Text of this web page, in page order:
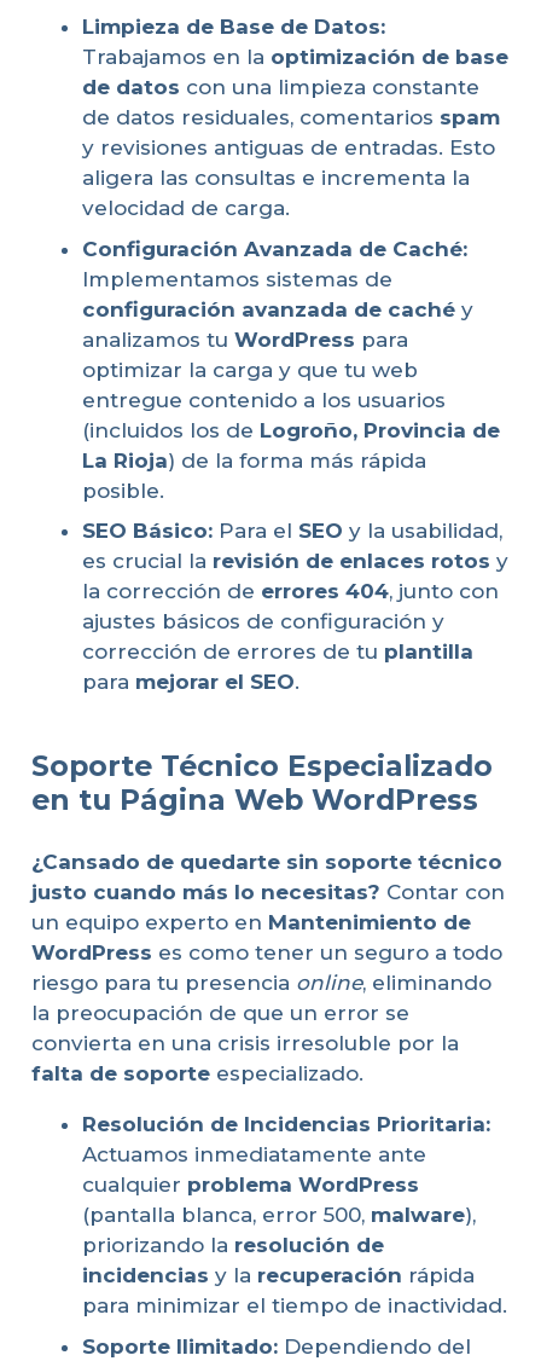
Limpieza de Base de Datos:
Trabajamos en la optimización de base
de datos con una limpieza constante
de datos residuales, comentarios spam
y revisiones antiguas de entradas. Esto
aligera las consultas e incrementa la
velocidad de carga.
Configuración Avanzada de Caché:
Implementamos sistemas de
configuración avanzada de caché y
analizamos tu WordPress para
optimizar la carga y que tu web
entregue contenido a los usuarios
(incluidos los de Logroño, Provincia de
La Rioja) de la forma más rápida
posible.
SEO Básico: Para el SEO y la usabilidad,
es crucial la revisión de enlaces rotos y
la corrección de errores 404, junto con
ajustes básicos de configuración y
corrección de errores de tu plantilla
para mejorar el SEO.
Soporte Técnico Especializado
en tu Página Web WordPress
¿Cansado de quedarte sin soporte técnico
justo cuando más lo necesitas? Contar con
un equipo experto en Mantenimiento de
WordPress es como tener un seguro a todo
riesgo para tu presencia online, eliminando
la preocupación de que un error se
convierta en una crisis irresoluble por la
falta de soporteespecializado.
Resolución de Incidencias Prioritaria:
Actuamos inmediatamente ante
cualquier problema WordPress
(pantalla blanca, error 500, malware),
priorizando la resolución de
incidencias y la recuperación rápida
para minimizar el tiempo de inactividad.
Soporte Ilimitado: Dependiendo del